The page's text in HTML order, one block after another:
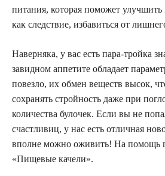
питания, которая поможет
как следствие, избавиться от
Наверняка, у вас есть пара-тройка
завидном аппетите обладает
повезло, их обмен веществ высок,
сохранять стройность даже при
количества булочек. Если вы не
счастливиц, у нас есть отличная
вполне можно оживить! На помощь
«Пищевые качели».